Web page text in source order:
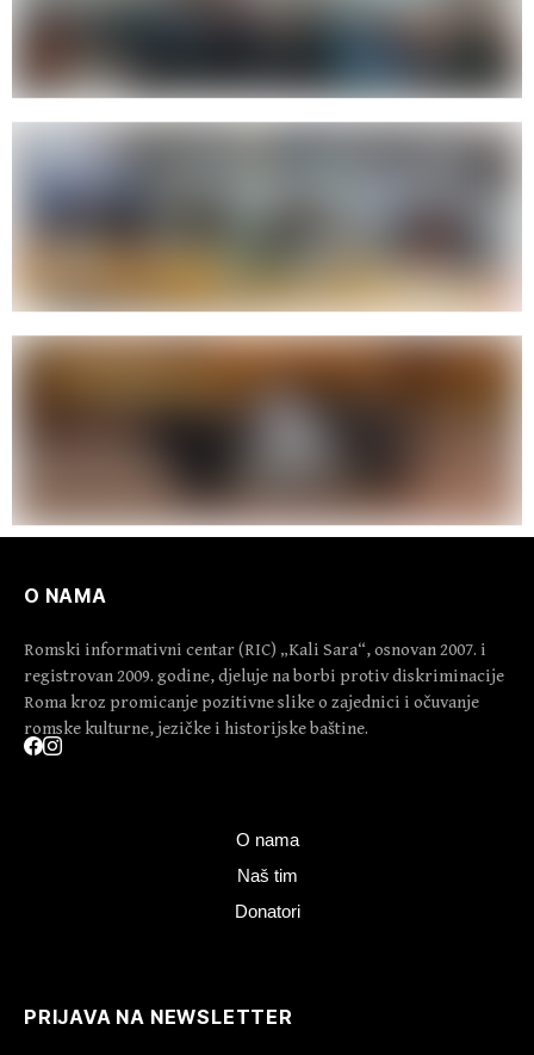
O NAMA
Romski informativni centar (RIC) „Kali Sara“, osnovan 2007. i
registrovan 2009. godine, djeluje na borbi protiv diskriminacije
Roma kroz promicanje pozitivne slike o zajednici i očuvanje
romske kulturne, jezičke i historijske baštine.
O nama
Naš tim
Donatori
PRIJAVA NA NEWSLETTER